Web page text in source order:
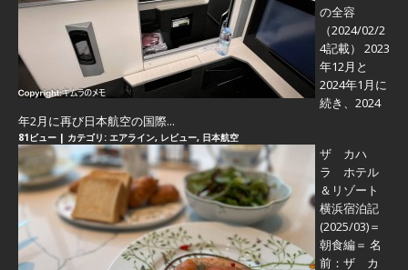
の全容
（2024/02/2
4記載） 2023
年12月と
2024年1月に
続き、2024
年2月に再び日本航空の国際...
81ビュー | カテゴリ: エアライン, レビュー, 日本航空
ザ カハ
ラ ホテル
＆リゾート
横浜宿泊記
(2025/03)＝
朝食編＝ 名
前：ザ カ